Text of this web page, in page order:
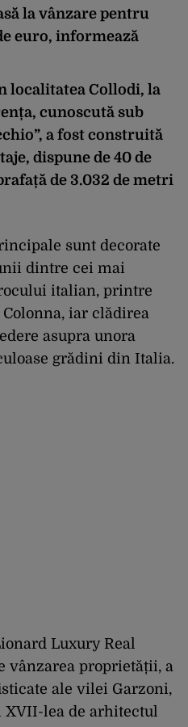
la vânzare pentru
euro, informează
localitatea Collodi, la
cunoscută sub
a fost construită
dispune de 40 de
de 3.032 de metri
sunt decorate
dintre cei mai
italian, printre
iar clădirea
asupra unora
grădini din Italia.
Luxury Real
vânzarea proprietății, a
ale vilei Garzoni,
lea de arhitectul